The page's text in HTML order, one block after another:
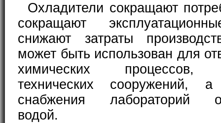
Охладители сокращают
сокращают
снижают затраты
может быть использован для
химических процессов,
технических сооружений,
снабжения лабораторий
водой.